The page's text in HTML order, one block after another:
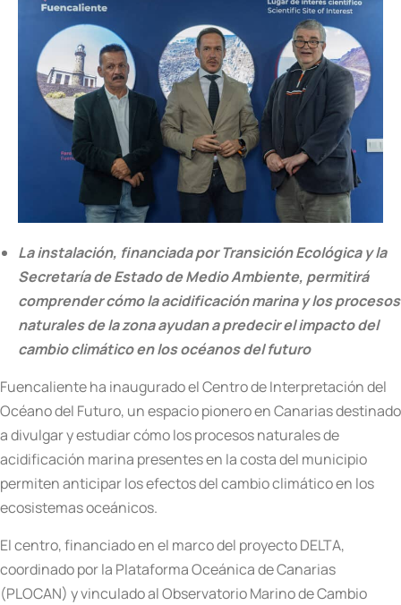
La instalación, financiada por Transición Ecológica y la
Secretaría de Estado de Medio Ambiente, permitirá
comprender cómo la acidificación marina y los procesos
naturales de la zona ayudan a predecir el impacto del
cambio climático en los océanos del futuro
Fuencaliente ha inaugurado el Centro de Interpretación del
Océano del Futuro, un espacio pionero en Canarias destinado
a divulgar y estudiar cómo los procesos naturales de
acidificación marina presentes en la costa del municipio
permiten anticipar los efectos del cambio climático en los
ecosistemas oceánicos.
El centro, financiado en el marco del proyecto DELTA,
coordinado por la Plataforma Oceánica de Canarias
(PLOCAN) y vinculado al Observatorio Marino de Cambio